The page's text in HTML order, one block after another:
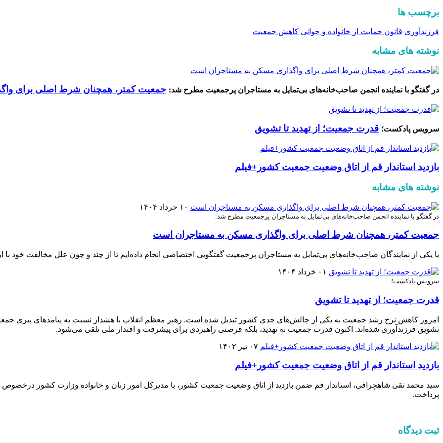
برچسب ها
فرزندآوری قانون حمایت از خانواده و جوانی کاهش جمعیت
نوشته های مشابه
در گفتگو با نماینده انجمن صاحب‌خانه‌های بی‌تمایل به مستاجران پرجمعیت مطرح شد: جمعیت کمتر، همچنان شرط اصلی برای
سرویس پادکست؛ قدرت جمعیت؛ از تهدید تا تشویق
بازدید استاندار قم از اتاق وضعیت جمعیت کشور+فیلم
نوشته های مشابه
۱۰ خرداد ۱۴۰۴
در گفتگو با نماینده انجمن صاحب‌خانه‌های بی‌تمایل به مستاجران پرجمعیت مطرح شد:
جمعیت کمتر، همچنان شرط اصلی برای واگذاری مسکن به مستاجران است
با یکی از نمایندگان صاحب‌خانه‌های بی‌تمایل به مستاجران پرجمعیت گفتگویی اختصاصی انجام داده‌ایم تا از چند و چون علل مخالفت خود با
۰۱ خرداد ۱۴۰۴
سرویس پادکست؛
قدرت جمعیت؛ از تهدید تا تشویق
امروز کاهش نرخ رشد جمعیت به یکی از چالش‌های جدی کشور تبدیل شده است. رهبر معظم انقلاب با هشدار نسبت به پیامدهای پیری
تشویق فرزندآوری شده‌اند. اکنون قدرت جمعیت نه تهدید، بلکه فرصتی راهبردی برای پیشرفت و اقتدار ملی تلقی می‌شود.
۰۷ تیر ۱۴۰۲
بازدید استاندار قم از اتاق وضعیت جمعیت کشور+فیلم
سید محمد تقی شاهچراقی، استاندار قم ضمن بازدید از اتاق وضعیت جمعیت کشور، با مدیرکل امور زنان و خانواده وزارت کشور
پرداخت.
ثبت دیدگاه